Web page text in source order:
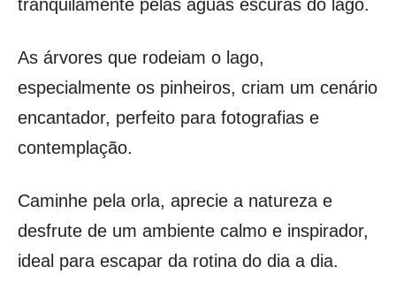
tranquilamente pelas águas escuras do lago.
As árvores que rodeiam o lago,
especialmente os pinheiros, criam um cenário
encantador, perfeito para fotografias e
contemplação.
Caminhe pela orla, aprecie a natureza e
desfrute de um ambiente calmo e inspirador,
ideal para escapar da rotina do dia a dia.